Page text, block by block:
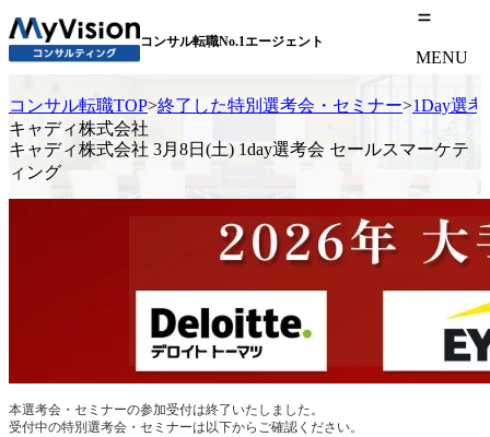
コンサル転職No.1エージェント
MENU
コンサル転職TOP>終了した特別選考会・セミナー>1Day選考
キャディ株式会社
キャディ株式会社 3月8日(土) 1day選考会 セールスマーケテ
ィング
本選考会・セミナーの参加受付は終了いたしました。
受付中の特別選考会・セミナーは以下からご確認ください。